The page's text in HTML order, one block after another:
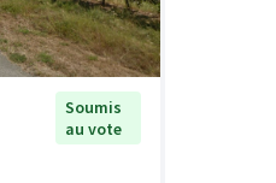
Soumis
au vote